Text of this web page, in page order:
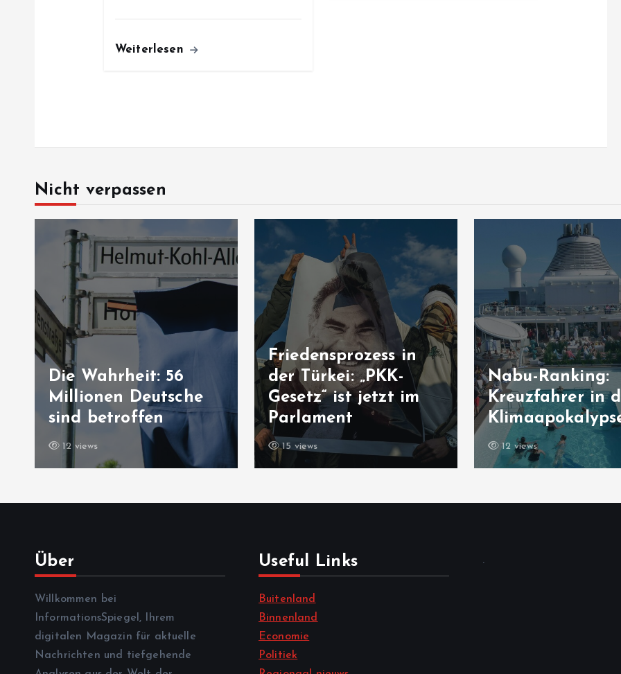
Weiterlesen
Nicht verpassen
Die Wahrheit: 56
Millionen Deutsche
sind betroffen
12 views
Friedensprozess in
der Türkei: „PKK-
Gesetz“ ist jetzt im
Parlament
15 views
Nabu-Ranking:
Kreuzfahrer in
12 views
Über
Willkommen bei
InformationsSpiegel, Ihrem
digitalen Magazin für aktuelle
Nachrichten und tiefgehende
Useful Links
Buitenland
Binnenland
Economie
Politiek
.